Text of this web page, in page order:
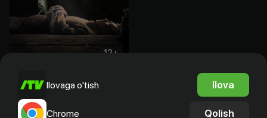
12 +
Мертвые ласточки
Bepul
Ilovaga o'tish Ilova
Chrome Qolish